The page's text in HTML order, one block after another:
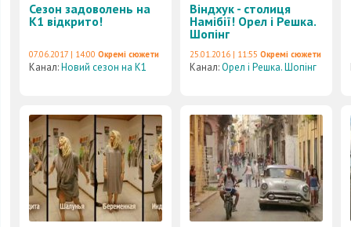
Сезон задоволень на
К1 відкрито!
07.06.2017 | 14:00 Окремі сюжети
Канал:Новий сезон на К1
Віндхук - столиця
Намібії! Орел і Решка.
Шопінг
25.01.2016 | 11:55 Окремі сюжети
Канал:Орел і Решка. Шопінг